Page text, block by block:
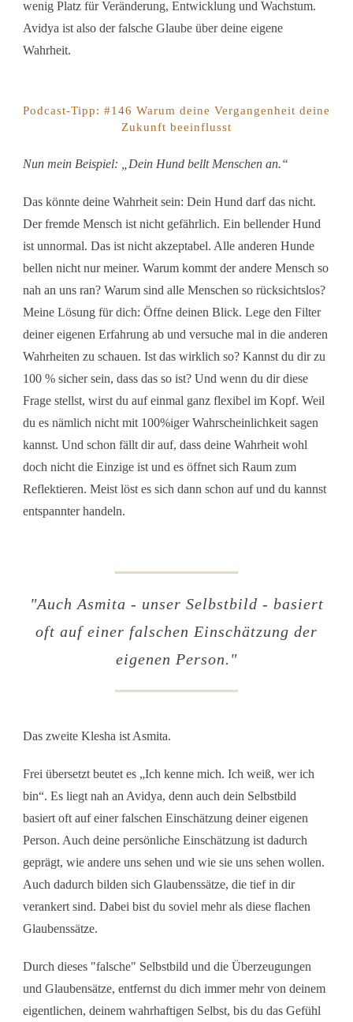
wenig Platz für Veränderung, Entwicklung und Wachstum.
Avidya ist also der falsche Glaube über deine eigene
Wahrheit.
Podcast-Tipp: #146 Warum deine Vergangenheit deine
Zukunft beeinflusst
Nun mein Beispiel: „Dein Hund bellt Menschen an.“
Das könnte deine Wahrheit sein: Dein Hund darf das nicht.
Der fremde Mensch ist nicht gefährlich. Ein bellender Hund
ist unnormal. Das ist nicht akzeptabel. Alle anderen Hunde
bellen nicht nur meiner. Warum kommt der andere Mensch so
nah an uns ran? Warum sind alle Menschen so rücksichtslos?
Meine Lösung für dich: Öffne deinen Blick. Lege den Filter
deiner eigenen Erfahrung ab und versuche mal in die anderen
Wahrheiten zu schauen. Ist das wirklich so? Kannst du dir zu
100 % sicher sein, dass das so ist? Und wenn du dir diese
Frage stellst, wirst du auf einmal ganz flexibel im Kopf. Weil
du es nämlich nicht mit 100%iger Wahrscheinlichkeit sagen
kannst. Und schon fällt dir auf, dass deine Wahrheit wohl
doch nicht die Einzige ist und es öffnet sich Raum zum
Reflektieren. Meist löst es sich dann schon auf und du kannst
entspannter handeln.
"Auch Asmita - unser Selbstbild - basiert
oft auf einer falschen Einschätzung der
eigenen Person."
Das zweite Klesha ist Asmita.
Frei übersetzt beutet es „Ich kenne mich. Ich weiß, wer ich
bin“. Es liegt nah an Avidya, denn auch dein Selbstbild
basiert oft auf einer falschen Einschätzung deiner eigenen
Person. Auch deine persönliche Einschätzung ist dadurch
geprägt, wie andere uns sehen und wie sie uns sehen wollen.
Auch dadurch bilden sich Glaubenssätze, die tief in dir
verankert sind. Dabei bist du soviel mehr als diese flachen
Glaubenssätze.
Durch dieses "falsche" Selbstbild und die Überzeugungen
und Glaubensätze, entfernst du dich immer mehr von deinem
eigentlichen, deinem wahrhaftigen Selbst, bis du das Gefühl